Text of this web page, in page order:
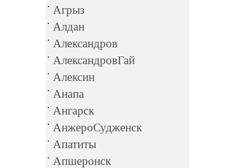
Агрыз
Алдан
Александров
АлександровГай
Алексин
Анапа
Ангарск
АнжероСудженск
Апатиты
Апшеронск